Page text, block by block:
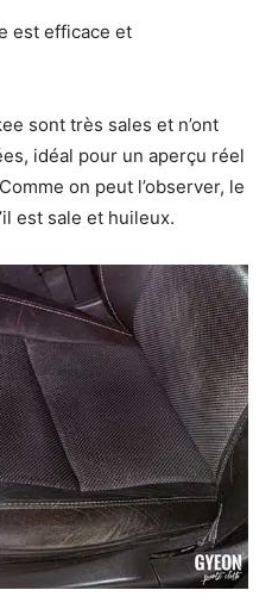
est efficace et
sont très sales et n’ont
idéal pour un aperçu réel
on peut l’observer, le
est sale et huileux.